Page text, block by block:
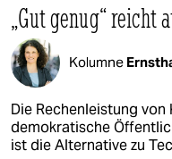
„Gut genug“ reicht
Kolumne
Die Rechenleistung von
demokratische
ist die Alternative zu